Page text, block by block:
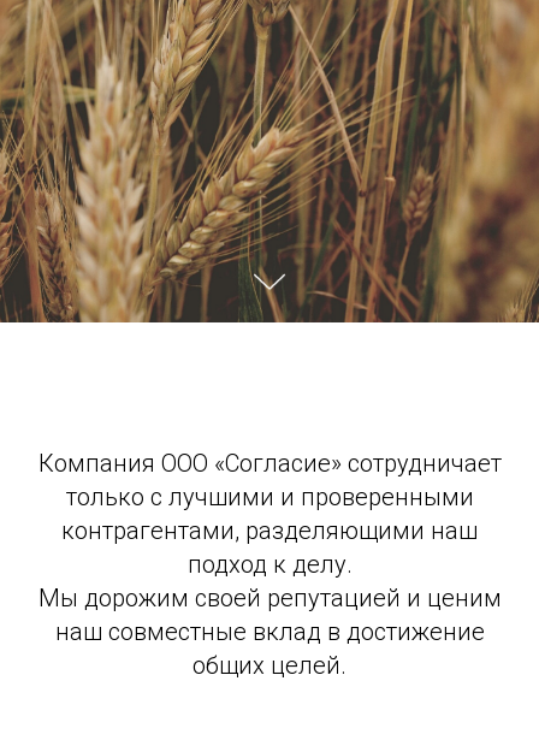
Компания ООО «Согласие» сотрудничает
только с лучшими и проверенными
контрагентами, разделяющими наш
подход к делу.
Мы дорожим своей репутацией и ценим
наш совместные вклад в достижение
общих целей.